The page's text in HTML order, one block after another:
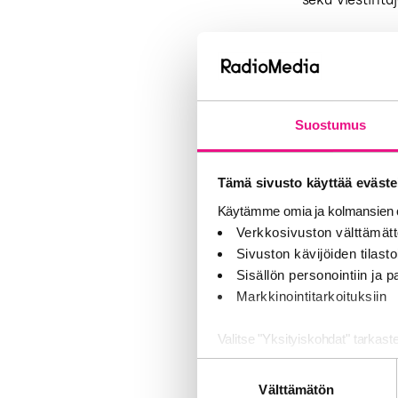
Suostumus
Tämä sivusto käyttää
Käytämme omia ja
Verkkosivuston
Sivuston kävijöiden
Sisällön personointiin ja
Markkinointitarkoituksiin
Valitse "Yksityiskohdat"
Jaamme sosiaalisen median,
Välttämätön
shortlistalle
– Onnistunut
osasivat
voinut
KaikuGaala
Vuoden 2012
ja
Voittajat